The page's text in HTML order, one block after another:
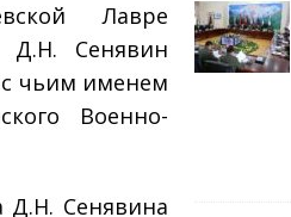
Лавре
Д.Н. Сенявин
чьим именем
Военно-
Д.Н. Сенявина